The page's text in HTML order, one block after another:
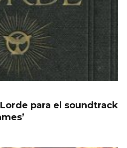
para el soundtrack